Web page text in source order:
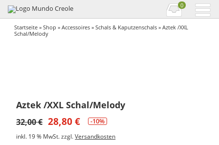
0
Startseite »Shop »Accessoires »Schals & Kaputzenschals » Aztek /XXL
Schal/Melody
Aztek /XXL Schal/Melody
32,00€ 28,80€ -10%
inkl. 19 % MwSt. zzgl.Versandkosten